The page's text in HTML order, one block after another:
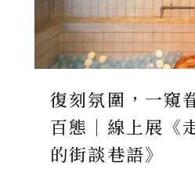
復刻氛圍，一窺
百態｜線上展《
的街談巷語》